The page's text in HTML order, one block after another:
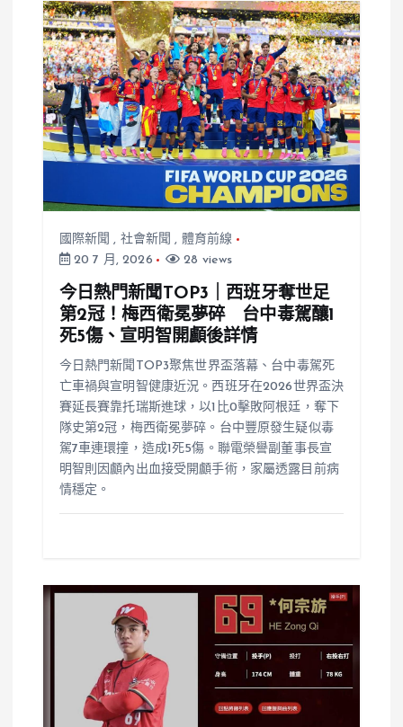
國際新聞 , 社會新聞 , 體育前線
20 7 月, 2026
28 views
今日熱門新聞TOP3｜西班牙奪世足
第2冠！梅西衛冕夢碎 台中毒駕釀1
死5傷、宣明智開顱後詳情
今日熱門新聞TOP3聚焦世界盃落幕、台中毒駕死
亡車禍與宣明智健康近況。西班牙在2026世界盃決
賽延長賽靠托瑞斯進球，以1比0擊敗阿根廷，奪下
隊史第2冠，梅西衛冕夢碎。台中豐原發生疑似毒
駕7車連環撞，造成1死5傷。聯電榮譽副董事長宣
明智則因顱內出血接受開顱手術，家屬透露目前病
情穩定。